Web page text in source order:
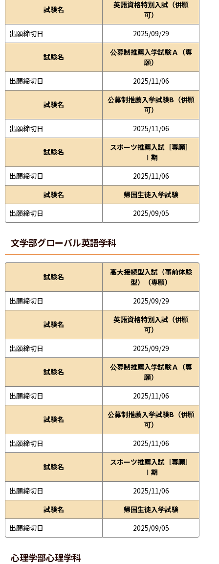
試験名
英語資格特別入試（併願
可）
出願締切日
2025/09/29
試験名
公募制推薦入学試験Ａ（専
願）
出願締切日
2025/11/06
試験名
公募制推薦入学試験B（併願
可）
出願締切日
2025/11/06
試験名
スポーツ推薦入試［専願］
Ⅰ期
出願締切日
2025/11/06
試験名
帰国生徒入学試験
出願締切日
2025/09/05
文学部グローバル英語学科
試験名
高大接続型入試（事前体験
型）（専願）
出願締切日
2025/09/29
試験名
英語資格特別入試（併願
可）
出願締切日
2025/09/29
試験名
公募制推薦入学試験Ａ（専
願）
出願締切日
2025/11/06
試験名
公募制推薦入学試験B（併願
可）
出願締切日
2025/11/06
試験名
スポーツ推薦入試［専願］
Ⅰ期
出願締切日
2025/11/06
試験名
帰国生徒入学試験
出願締切日
2025/09/05
心理学部心理学科